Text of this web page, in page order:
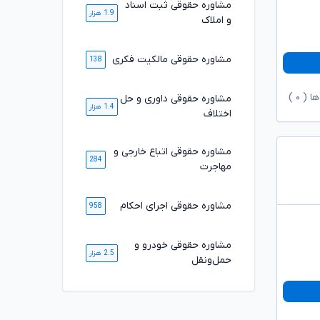
( ۰
مشاوره حقوقی ثبت اسناد
و املاک
1.9 هزار
مشاوره حقوقی مالکیت فکری 138
مشاوره حقوقی داوری و حل
اختلاف
1.4 هزار
مشاوره حقوقی اتباع خارجی و
مهاجرت
284
مشاوره حقوقی اجرای احکام 958
مشاوره حقوقی خودرو و
حمل‌ونقل
2.5 هزار